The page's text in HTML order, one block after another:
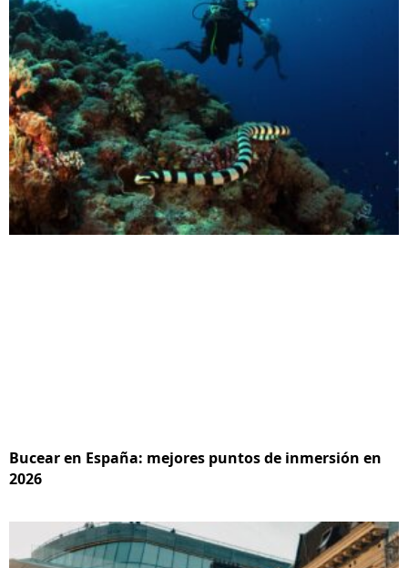
Bucear en España: mejores puntos de inmersión en
2026